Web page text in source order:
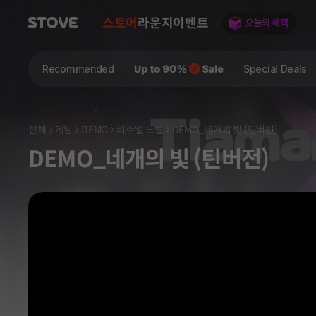
스토어 라운지 이벤트
Recommended Special Deals
전체 게임 DEMO 비주얼 노벨 DEMO_네개의 빛 (틴버전)
DEMO_네개의 빛 (틴버전)